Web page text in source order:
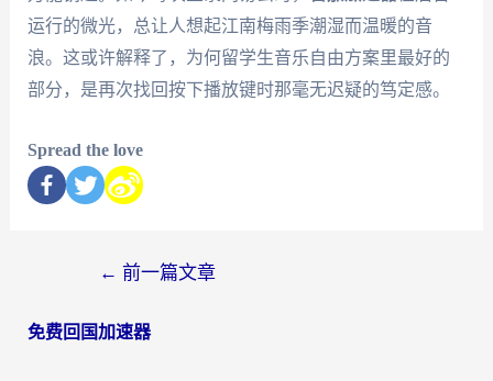
运行的微光，总让人想起江南梅雨季潮湿而温暖的音
浪。这或许解释了，为何留学生音乐自由方案里最好的
部分，是再次找回按下播放键时那毫无迟疑的笃定感。
Spread the love
← 前一篇文章
免费回国加速器